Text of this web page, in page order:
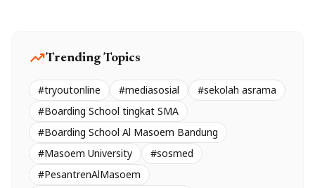
trending_upTrending Topics
#tryoutonline #mediasosial
#sekolah asrama
#Boarding School tingkat SMA
#Boarding School Al Masoem Bandung
#Masoem University
#sosmed
#PesantrenAlMasoem